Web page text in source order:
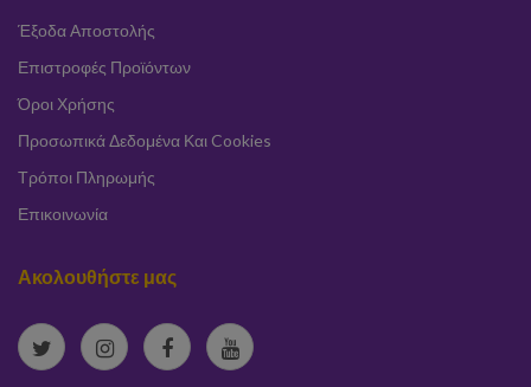
Έξοδα Αποστολής
Επιστροφές Προϊόντων
Όροι Χρήσης
Προσωπικά Δεδομένα Και Cookies
Τρόποι Πληρωμής
Επικοινωνία
Ακολουθήστε μας